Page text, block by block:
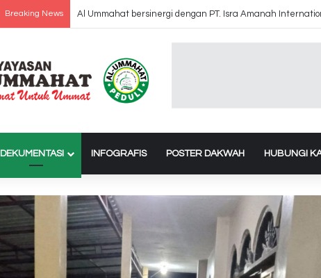
Breaking News Al Ummahat bersinergi dengan PT. Isra Amanah
DEKUMENTASI INFOGRAFIS POSTER DAKWAH HUBUNGI